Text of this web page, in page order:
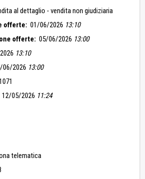
al dettaglio - vendita non giudiziaria
offerte: 01/06/2026 13:10
offerte: 05/06/2026 13:00
13:10
06/2026 13:00
12/05/2026 11:24
telematica